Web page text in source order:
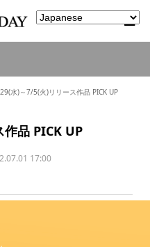
水)～7/5(火)リリース作品 PICK UP
品 PICK UP
17:00